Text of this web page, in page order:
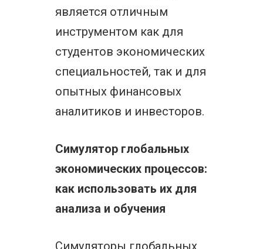
является отличным
инструментом как для
студентов экономических
специальностей, так и для
опытных финансовых
аналитиков и инвесторов.
Симулятор глобальных
экономических процессов:
как использовать их для
анализа и обучения
Симуляторы глобальных